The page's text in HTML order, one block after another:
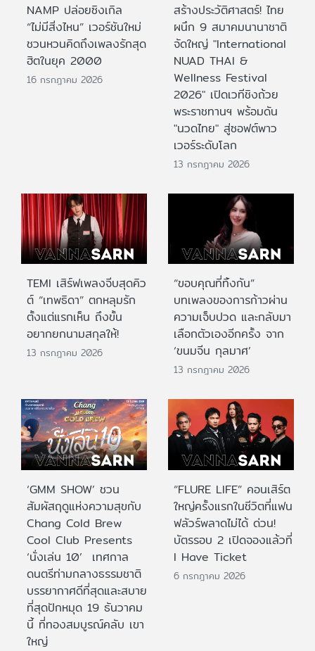
NAMP ปล่อยซิงเกิล
“ไม่มีสิ่งไหน” เวอร์ชันใหม่
ชวนหวนคิดถึงเพลงรักสุด
ฮิตในยุค 2000
16 กรกฎาคม 2026
สร้างประวัติศาสตร์! ไทย
ผนึก 9 สมาคมนานาชาติ
จัดใหญ่ "International
NUAD THAI &
Wellness Festival
2026" เปิดเวทีชิงถ้วย
พระราชทานฯ พร้อมดัน
"นวดไทย" สู่ซอฟต์พาว
เวอร์ระดับโลก
13 กรกฎาคม 2026
TEMI เสิร์ฟเพลงจีบสุดคิว
ต์ “เทพธิดา” ตกหลุมรัก
ตั้งแต่แรกเห็น ถึงขั้น
อยากยกนามสกุลให้!
13 กรกฎาคม 2026
“ขอบคุณที่ทิ้งกัน”
บทเพลงของการก้าวผ่าน
ความเจ็บปวด และกลับมา
เลือกตัวเองอีกครั้ง จาก
‘ขนมจีน กุลมาศ’
13 กรกฎาคม 2026
‘GMM SHOW’ ชวน
สัมผัสฤดูแห่งความสุขกับ
Chang Cold Brew
Cool Club Presents
‘นั่งเล่น 10’ เทศกาล
ดนตรีท่ามกลางธรรมชาติ
บรรยากาศดีที่สุดและสบาย
ที่สุดปักหมุด 19 ธันวาคม
นี้ ที่ทองสมบูรณ์คลับ เขา
ใหญ่
“FLURE LIFE” คอนเสิร์ต
ใหญ่ครั้งแรกในชีวิตที่แฟน
ฟลัวร์พลาดไม่ได้ ด่วน!
บัตรรอบ 2 เปิดจองแล้วที่
I Have Ticket
6 กรกฎาคม 2026